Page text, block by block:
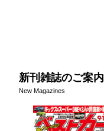
新刊雑誌のご案内
New Magazines